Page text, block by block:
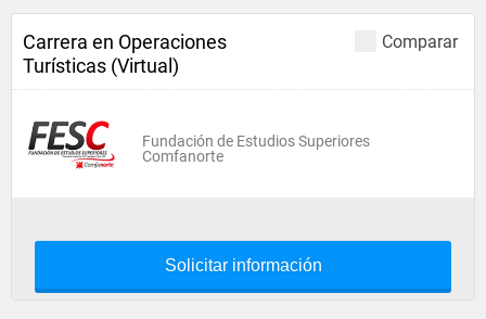
Comparar
Carrera en Operaciones
Turísticas (Virtual)
Fundación de Estudios Superiores
Comfanorte
Solicitar información